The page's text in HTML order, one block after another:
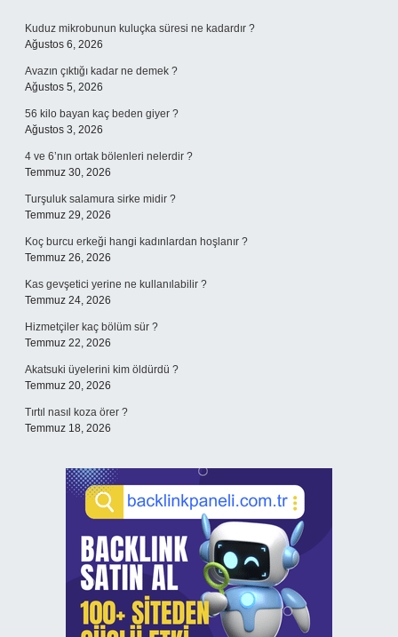
Kuduz mikrobunun kuluçka süresi ne kadardır ?
Ağustos 6, 2026
Avazın çıktığı kadar ne demek ?
Ağustos 5, 2026
56 kilo bayan kaç beden giyer ?
Ağustos 3, 2026
4 ve 6’nın ortak bölenleri nelerdir ?
Temmuz 30, 2026
Turşuluk salamura sirke midir ?
Temmuz 29, 2026
Koç burcu erkeği hangi kadınlardan hoşlanır ?
Temmuz 26, 2026
Kas gevşetici yerine ne kullanılabilir ?
Temmuz 24, 2026
Hizmetçiler kaç bölüm sür ?
Temmuz 22, 2026
Akatsuki üyelerini kim öldürdü ?
Temmuz 20, 2026
Tırtıl nasıl koza örer ?
Temmuz 18, 2026